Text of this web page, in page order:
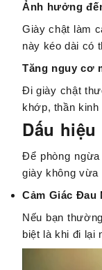
Ảnh hưởng
Giày chật làm
này kéo dài có
Tăng nguy cơ
Đi giày chật
khớp, thần kinh
Dấu
Để phòng
giày không vừa
Cảm Giác Đau
Nếu bạn
biệt là khi đi lại